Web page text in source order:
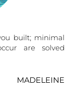
built; minimal
are solved
MADELEINE